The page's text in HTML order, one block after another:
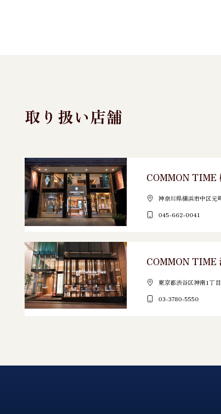
取り扱い店舗
COMMON TIME
神奈川県横浜市中区元
045-662-0041
COMMON TIME
東京都渋谷区神南1丁
03-3780-5550